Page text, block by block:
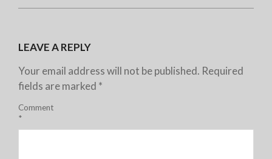
LEAVE A REPLY
Your email address will not be published. Required
fields are marked *
Comment
*